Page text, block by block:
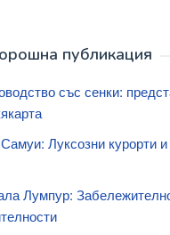
публикация
със сенки:
Луксозни курорти и
Лумпур: